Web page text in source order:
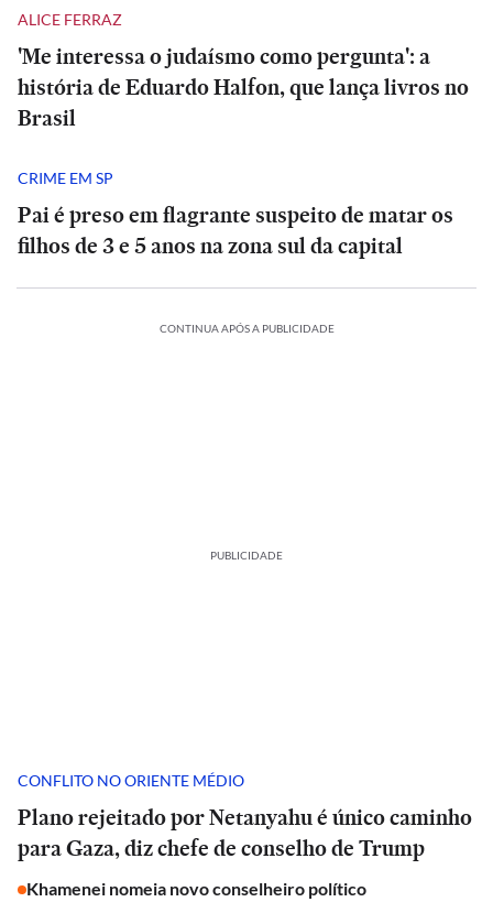
ALICE FERRAZ
'Me interessa o judaísmo como pergunta': a
história de Eduardo Halfon, que lança livros no
Brasil
CRIME EM SP
Pai é preso em flagrante suspeito de matar os
filhos de 3 e 5 anos na zona sul da capital
CONTINUA APÓS A PUBLICIDADE
PUBLICIDADE
CONFLITO NO ORIENTE MÉDIO
Plano rejeitado por Netanyahu é único caminho
para Gaza, diz chefe de conselho de Trump
Khamenei nomeia novo conselheiro político